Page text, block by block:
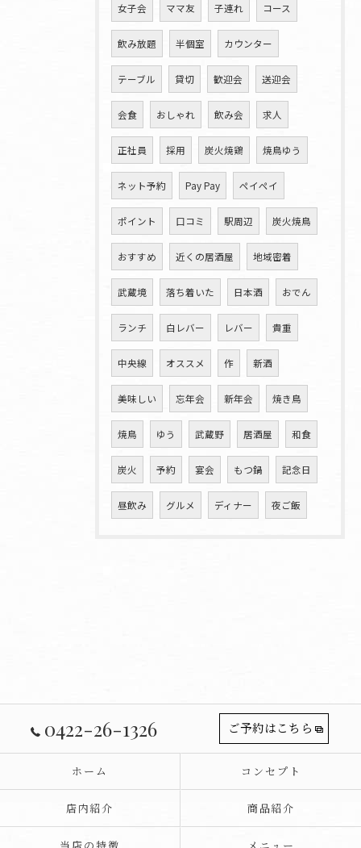
女子会 ママ友 子連れ コース
飲み放題 半個室 カウンター
テーブル 貸切 歓迎会 送迎会
会食 おしゃれ 飲み会 求人
正社員 採用 炭火焼鶏 焼鳥ゆう
ネット予約 Pay Pay ペイペイ
ポイント 口コミ 駅周辺 炭火焼鳥
おすすめ 近くの居酒屋 地域密着
武蔵境 落ち着いた 日本酒 おでん
ランチ 白レバー レバー 貴重
中央線 オススメ 作 新酒
美味しい 忘年会 新年会 焼き鳥
焼鳥 ゆう 武蔵野 居酒屋 和食
炭火 予約 宴会 もつ鍋 記念日
昼飲み グルメ ディナー 夜ご飯
0422-26-1326 ご予約はこちら
ホーム コンセプト
店内紹介 商品紹介
当店の特徴 メニュー